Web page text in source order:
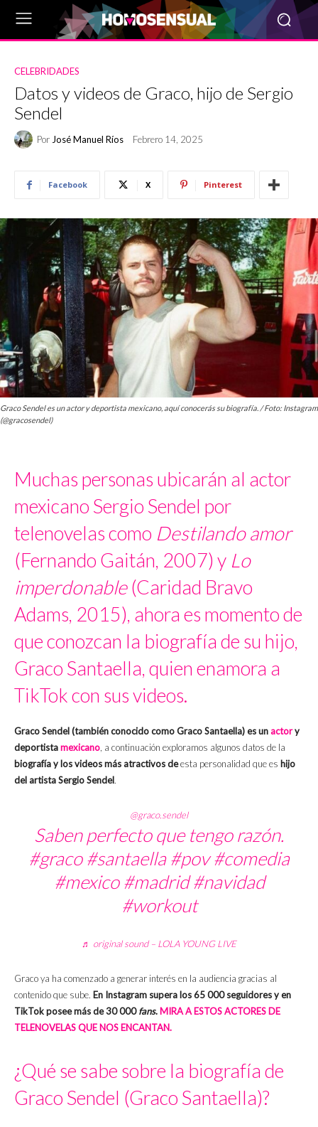
CELEBRIDADES
Datos y videos de Graco, hijo de Sergio
Sendel
Por José Manuel Ríos Febrero 14, 2025
Facebook X Pinterest
Graco Sendel es un actor y deportista mexicano, aquí conocerás su biografía. / Foto: Instagram
(@gracosendel)
Muchas personas ubicarán al actor
mexicano Sergio Sendel por
telenovelas como Destilando amor
(Fernando Gaitán, 2007) y Lo
imperdonable(Caridad Bravo
Adams, 2015), ahora es momento de
que conozcan la biografía de su hijo,
Graco Santaella, quien enamora a
TikTok con sus videos.
Graco Sendel (también conocido como Graco Santaella) es un actory
deportistamexicano, a continuación exploramos algunos datos de la
biografía y los videos más atractivos deesta personalidad que es hijo
del artista Sergio Sendel.
@graco.sendel
Saben perfecto que tengo razón.
#graco #santaella #pov #comedia
#mexico #madrid #navidad
#workout
♬ original sound – LOLA YOUNG LIVE
Graco ya ha comenzado a generar interés en la audiencia gracias al
contenido que sube. En Instagram supera los 65 000 seguidores y en
TikTok posee más de 30 000fans. MIRA A ESTOS ACTORES DE
TELENOVELAS QUE NOS ENCANTAN.
¿Qué se sabe sobre la biografía de
Graco Sendel (Graco Santaella)?